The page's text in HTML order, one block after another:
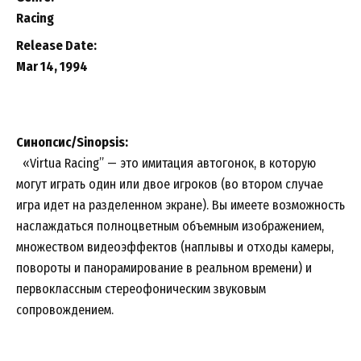
Racing
Release Date:
Mar 14, 1994
Синопсис/Sinopsis:
«Virtua Racing” — это имитация автогонок, в которую
могут играть один или двое игроков (во втором случае
игра идет на разделенном экране). Вы имеете возможность
наслаждаться полноцветным объемным изображением,
множеством видеоэффектов (наплывы и отходы камеры,
повороты и панорамирование в реальном времени) и
первоклассным стереофоническим звуковым
сопровождением.